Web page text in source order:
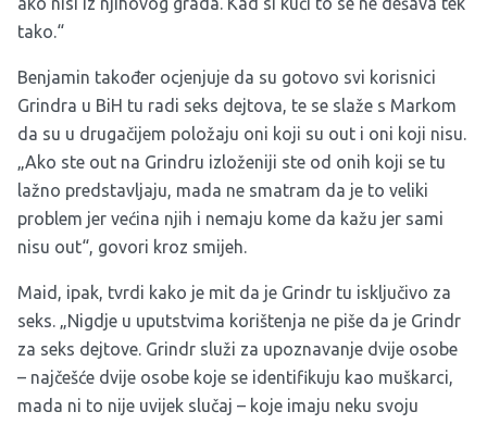
tako.“
Benjamin također ocjenjuje da su gotovo svi korisnici
Grindra u BiH tu radi seks dejtova, te se slaže s Markom
da su u drugačijem položaju oni koji su out i oni koji nisu.
„Ako ste out na Grindru izloženiji ste od onih koji se tu
lažno predstavljaju, mada ne smatram da je to veliki
problem jer većina njih i nemaju kome da kažu jer sami
nisu out“, govori kroz smijeh.
Maid, ipak, tvrdi kako je mit da je Grindr tu isključivo za
seks. „Nigdje u uputstvima korištenja ne piše da je Grindr
za seks dejtove. Grindr služi za upoznavanje dvije osobe
– najčešće dvije osobe koje se identifikuju kao muškarci,
mada ni to nije uvijek slučaj – koje imaju neku svoju